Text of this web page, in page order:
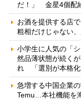
だ！」 金星4個配
お酒を提供する店
粗相だけじゃない
小学生に人気の「
然品薄状態が続く
れ 「選別が本格化
急増する中国企業
Temu…本社機能を